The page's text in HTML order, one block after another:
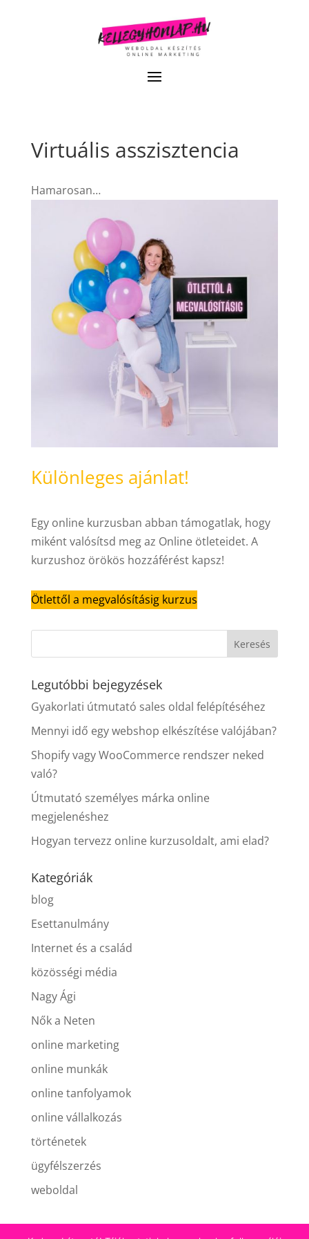
Virtuális asszisztencia
Hamarosan…
Különleges ajánlat!
Egy online kurzusban abban támogatlak, hogy
miként valósítsd meg az Online ötleteidet. A
kurzushoz örökös hozzáférést kapsz!
Ötlettől a megvalósításig kurzus
Legutóbbi bejegyzések
Gyakorlati útmutató sales oldal felépítéséhez
Mennyi idő egy webshop elkészítése valójában?
Shopify vagy WooCommerce rendszer neked
való?
Útmutató személyes márka online
megjelenéshez
Hogyan tervezz online kurzusoldalt, ami elad?
Kategóriák
blog
Esettanulmány
Internet és a család
közösségi média
Nagy Ági
Nők a Neten
online marketing
online munkák
online tanfolyamok
online vállalkozás
történetek
ügyfélszerzés
weboldal